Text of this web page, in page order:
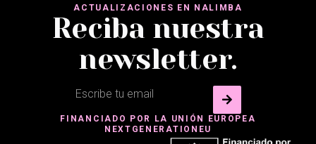
ACTUALIZACIONES EN NALIMBA
Reciba nuestra
newsletter.
FINANCIADO POR LA UNIÓN EUROPEA
NEXTGENERATIONEU